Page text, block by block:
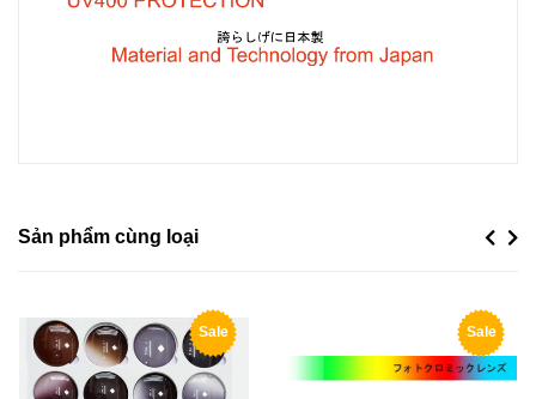
Sản phẩm cùng loại Previous
Sale Sale
Next